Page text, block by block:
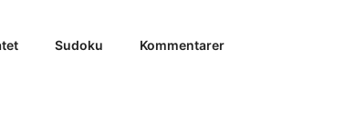
Sudoku Kommentarer